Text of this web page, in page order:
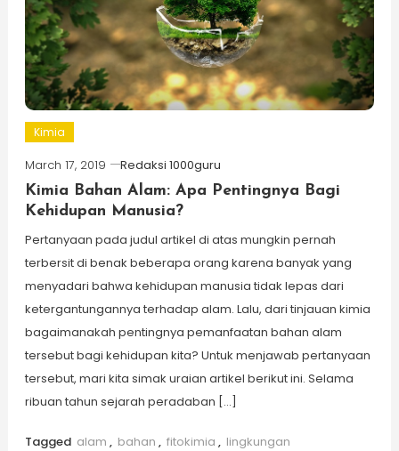
Kimia
March 17, 2019
Redaksi 1000guru
Kimia Bahan Alam: Apa Pentingnya Bagi
Kehidupan Manusia?
Pertanyaan pada judul artikel di atas mungkin pernah
terbersit di benak beberapa orang karena banyak yang
menyadari bahwa kehidupan manusia tidak lepas dari
ketergantungannya terhadap alam. Lalu, dari tinjauan kimia
bagaimanakah pentingnya pemanfaatan bahan alam
tersebut bagi kehidupan kita? Untuk menjawab pertanyaan
tersebut, mari kita simak uraian artikel berikut ini. Selama
ribuan tahun sejarah peradaban […]
Tagged alam , bahan , fitokimia , lingkungan